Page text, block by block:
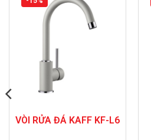
VÒI RỬA ĐÁ KAFF KF-L6